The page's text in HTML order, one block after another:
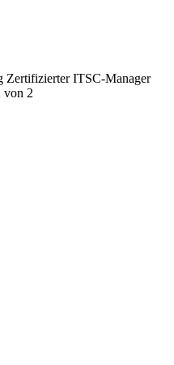
Zertifizierter ITSC-Manager
2